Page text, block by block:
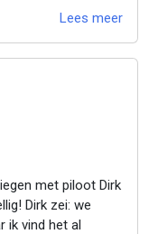
Lees meer
met piloot Dirk
Dirk zei: we
ik vind het al